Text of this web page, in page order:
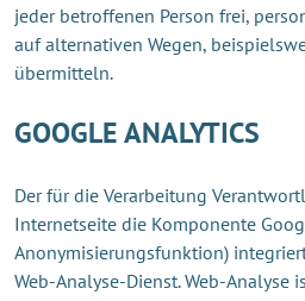
jeder betroffenen Person frei,
auf alternativen Wegen,
übermitteln.
GOOGLE ANALYTICS
Der für die Verarbeitung
Internetseite die Komponente
Anonymisierungsfunktion)
Web-Analyse-Dienst. Web-Analyse